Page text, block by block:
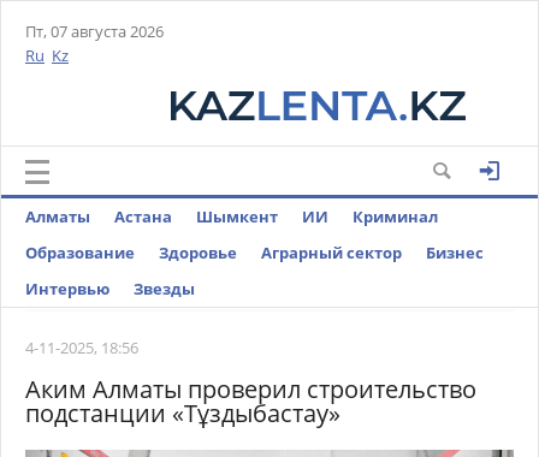
Пт, 07 августа 2026
Ru Kz
Алматы Астана Шымкент ИИ
Криминал
Образование
Здоровье Аграрный сектор
Бизнес
Интервью
Звезды
4-11-2025, 18:56
Аким Алматы проверил строительство
подстанции «Тұздыбастау»